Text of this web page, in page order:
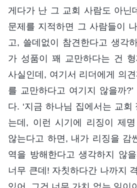
게다가 난 그 교회 사람도 아닌
문제를 지적하면 그 사람들이
고, 쓸데없이 참견한다고 생각
가 성품이 꽤 교만하다는 건
사실인데, 여기서 리더에게 의
를 교만하다고 여기지 않을까
다. ‘지금 하나님 집에서는 교회
는데, 이런 시기에 리징이 제
않는다고 하면, 내가 리징을 감
역을 방해한다고 생각하지 않
너무 큰데! 자칫하다간 나까지